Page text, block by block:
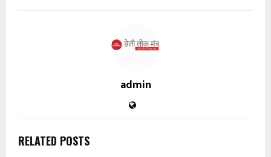
admin
RELATED POSTS